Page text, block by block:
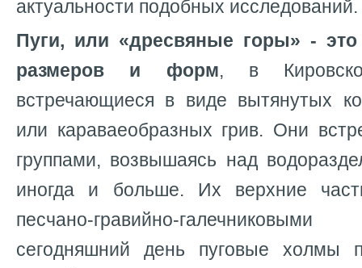
актуальности подобных исследований.
Пуги, или «дресвяные горы» -
размеров и форм, в
встречающиеся в виде вытянутых
или караваеобразных грив. Они
группами, возвышаясь над
иногда и больше. Их верхние
песчано-гравийно-
сегодняшний день пуговые холмы